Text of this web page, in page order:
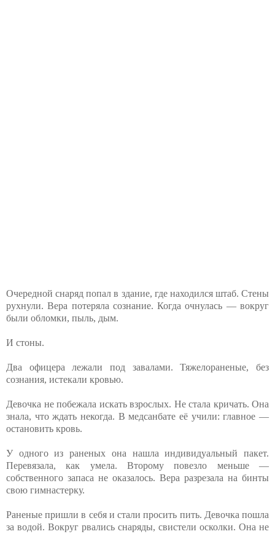
Очередной снаряд попал в здание, где находился штаб. Стены
рухнули. Вера потеряла сознание. Когда очнулась — вокруг
были обломки, пыль, дым.
И стоны.
Два офицера лежали под завалами. Тяжелораненые, без
сознания, истекали кровью.
Девочка не побежала искать взрослых. Не стала кричать. Она
знала, что ждать некогда. В медсанбате её учили: главное —
остановить кровь.
У одного из раненых она нашла индивидуальный пакет.
Перевязала, как умела. Второму повезло меньше —
собственного запаса не оказалось. Вера разрезала на бинты
свою гимнастерку.
Раненые пришли в себя и стали просить пить. Девочка пошла
за водой. Вокруг рвались снаряды, свистели осколки. Она не